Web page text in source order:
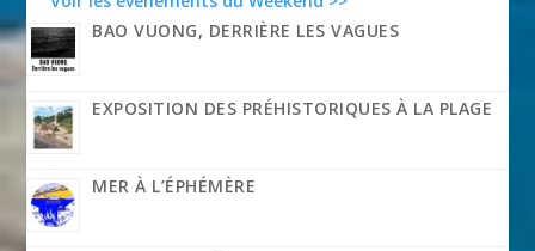
BAO VUONG, DERRIÈRE LES VAGUES
EXPOSITION DES PRÉHISTORIQUES À LA PLAGE
MER À L’ÉPHÉMÈRE